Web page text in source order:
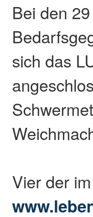
Bei den
sich das
Vier der